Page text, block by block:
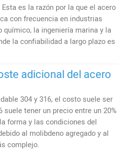
es la razón por la que el acero
con frecuencia en industrias
la ingeniería marina y la
la confiabilidad a largo plazo es
adicional del acero
304 y 316, el costo suele ser
suele tener un precio entre un 20%
forma y las condiciones del
al molibdeno agregado y al
complejo.